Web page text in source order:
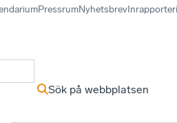
PressrumNyhetsbrev
Sök på webbplatsen